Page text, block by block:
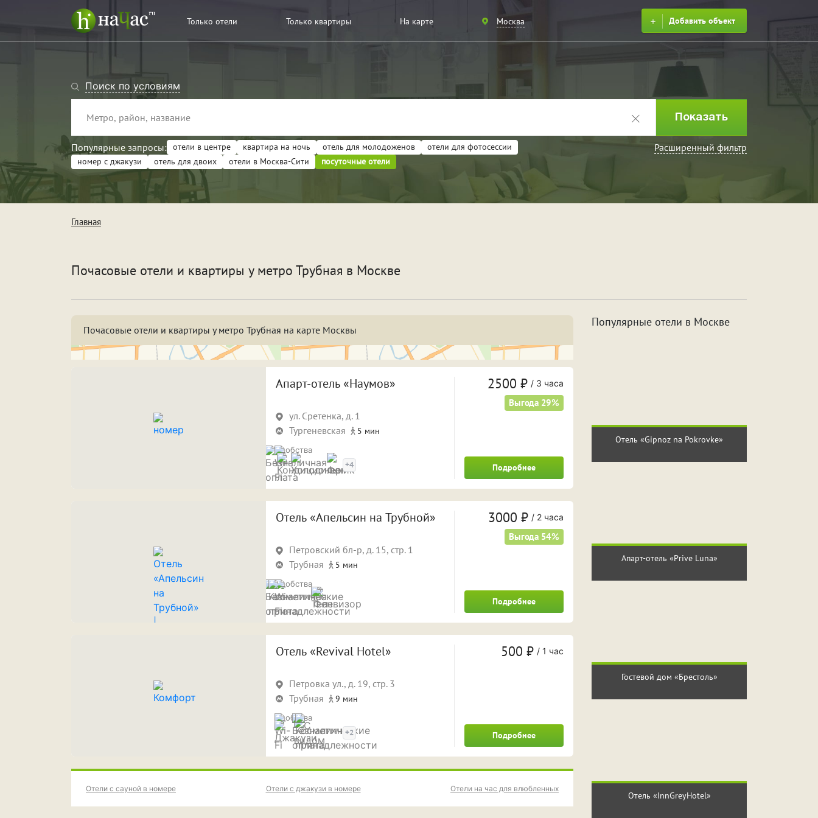
Только отели Только квартиры На карте Москва
Санкт-
Москва
Добавить объект
Поиск по условиям
Популярные запросы: отели в центре квартира на ночь отель для молодоженов
отели для фотосессии
номер с джакузи
отель для двоих отели в Москва-Сити посуточные отели
Расширенный фильтр
Поводы
Свидание
Поспать и отдохнуть
Джакузи
Срок аренды На двое суток На трое суток
3 часа
5 часов
9 часов
На ночь
Главная
Почасовые отели и квартиры у метро Трубная в Москве
Почасовые отели и квартиры у метро Трубная на карте Москвы
Апарт-отель «Наумов»
ул. Сретенка, д. 1
Тургеневская
5 мин
Удобства
+4
2500 ₽ / 3 часа
Выгода 29%
Подробнее
Отель «Апельсин на Трубной»
Петровский бл-р, д. 15, стр. 1
Трубная
5 мин
Удобства
3000 ₽ / 2 часа
Выгода 54%
Подробнее
Отель «Revival Hotel»
Петровка ул., д. 19, стр. 3
Трубная
9 мин
Удобства
+2
500 ₽ / 1 час
Подробнее
Отели с сауной в номере Отели с джакузи в номере Отели на час для влюбленных
Популярные отели в Москве
Отель «Gipnoz na Pokrovke»
Апарт-отель «Prive Luna»
Гостевой дом «Брестоль»
Отель «InnGreyHotel»